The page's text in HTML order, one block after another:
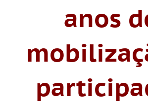
anos